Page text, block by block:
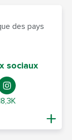
des pays
sociaux